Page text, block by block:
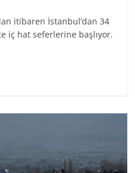
itibaren İstanbul’dan 34
iç hat seferlerine başlıyor.